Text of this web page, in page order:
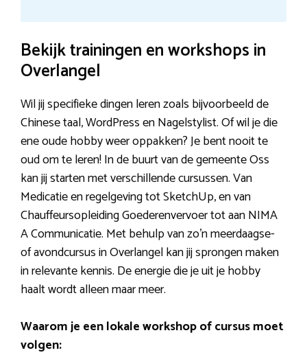
Bekijk trainingen en workshops in
Overlangel
Wil jij specifieke dingen leren zoals bijvoorbeeld de
Chinese taal, WordPress en Nagelstylist. Of wil je die
ene oude hobby weer oppakken? Je bent nooit te
oud om te leren! In de buurt van de gemeente Oss
kan jij starten met verschillende cursussen. Van
Medicatie en regelgeving tot SketchUp, en van
Chauffeursopleiding Goederenvervoer tot aan NIMA
A Communicatie. Met behulp van zo’n meerdaagse-
of avondcursus in Overlangel kan jij sprongen maken
in relevante kennis. De energie die je uit je hobby
haalt wordt alleen maar meer.
Waarom je een lokale workshop of cursus moet
volgen: